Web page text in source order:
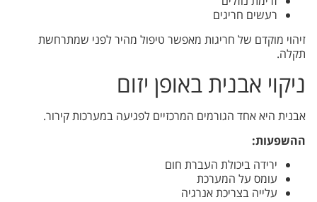
רעשים חריגים
זיהוי מוקדם של חריגות מאפשר טיפול מהיר לפני שמתרחשת
תקלה.
ניקוי אבנית באופן יזום
אבנית היא אחד הגורמים המרכזיים לפגיעה במערכות קירור.
ההשפעות:
ירידה ביכולת העברת חום
עומס על המערכת
עלייה בצריכת אנרגיה